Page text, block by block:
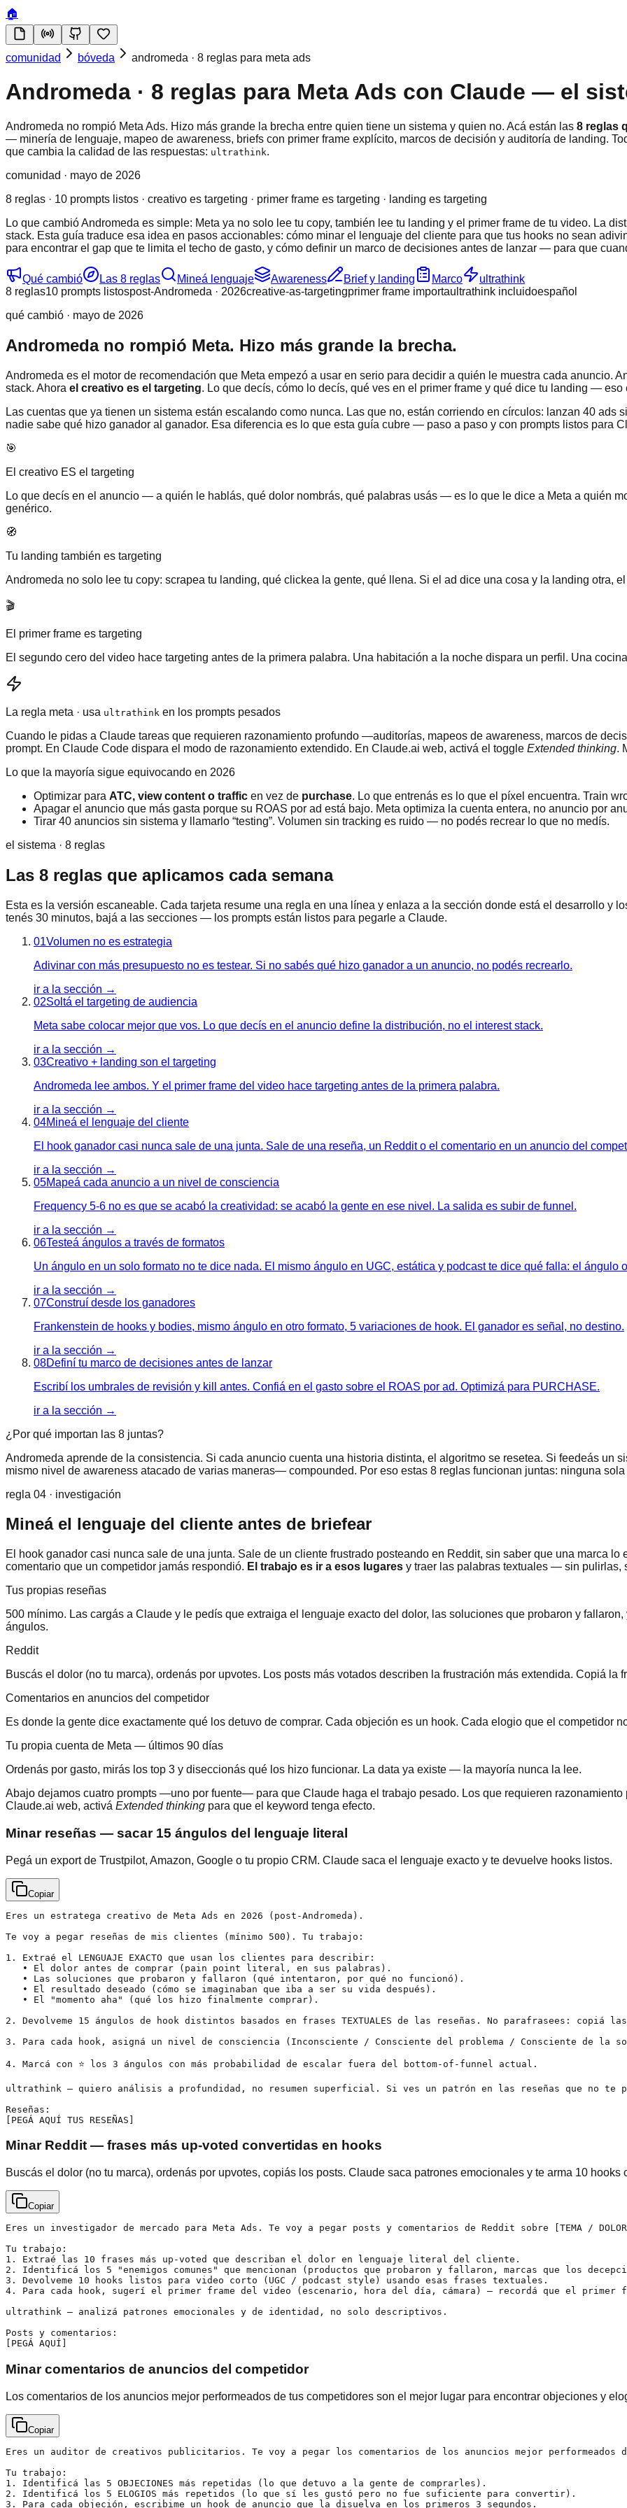
🏠
comunidad bóveda andromeda · 8 reglas para meta ads
Andromeda · 8 reglas para Meta Ads con Claude — el
Andromeda no rompió Meta Ads. Hizo más grande la brecha entre quien tiene un sistema y quien no. Acá están las 8 reglas
— minería de lenguaje, mapeo de awareness, briefs con primer frame explícito, marcos de decisión y auditoría de landing.
que cambia la calidad de las respuestas: ultrathink.
comunidad · mayo de 2026
8 reglas · 10 prompts listos · creativo es targeting · primer frame es targeting · landing es targeting
Lo que cambió Andromeda es simple: Meta ya no solo lee tu copy, también lee tu landing y el primer frame de tu video. La
stack. Esta guía traduce esa idea en pasos accionables: cómo minar el lenguaje del cliente para que tus hooks no sean
para encontrar el gap que te limita el techo de gasto, y cómo definir un marco de decisiones antes de lanzar — para que
Qué cambió Las 8 reglas Mineá lenguaje Awareness Brief y landing Marco
ultrathink
8 reglas10 prompts listospost-Andromeda · 2026creative-as-targetingprimer frame importaultrathink incluidoespañol
qué cambió · mayo de 2026
Andromeda no rompió Meta. Hizo más grande la brecha.
Andromeda es el motor de recomendación que Meta empezó a usar en serio para decidir a quién le muestra cada anuncio.
stack. Ahora el creativo es el targeting. Lo que decís, cómo lo decís, qué ves en el primer frame y qué dice tu landing —
Las cuentas que ya tienen un sistema están escalando como nunca. Las que no, están corriendo en círculos: lanzan 40 ads
nadie sabe qué hizo ganador al ganador. Esa diferencia es lo que esta guía cubre — paso a paso y con prompts listos para
🎯
El creativo ES el targeting
Lo que decís en el anuncio — a quién le hablás, qué dolor nombrás, qué palabras usás — es lo que le dice a Meta a quién
genérico.
🧭
Tu landing también es targeting
Andromeda no solo lee tu copy: scrapea tu landing, qué clickea la gente, qué llena. Si el ad dice una cosa y la landing otra,
🎬
El primer frame es targeting
El segundo cero del video hace targeting antes de la primera palabra. Una habitación a la noche dispara un perfil. Una
La regla meta · usa ultrathink en los prompts pesados
Cuando le pidas a Claude tareas que requieren razonamiento profundo —auditorías, mapeos de awareness, marcos de
prompt. En Claude Code dispara el modo de razonamiento extendido. En Claude.ai web, activá el toggle Extended thinking.
Lo que la mayoría sigue equivocando en 2026
Optimizar para ATC, view content o traffic en vez de purchase. Lo que entrenás es lo que el píxel encuentra. Train
Apagar el anuncio que más gasta porque su ROAS por ad está bajo. Meta optimiza la cuenta entera, no anuncio por
Tirar 40 anuncios sin sistema y llamarlo “testing”. Volumen sin tracking es ruido — no podés recrear lo que no medís.
el sistema · 8 reglas
Las 8 reglas que aplicamos cada semana
Esta es la versión escaneable. Cada tarjeta resume una regla en una línea y enlaza a la sección donde está el desarrollo y
tenés 30 minutos, bajá a las secciones — los prompts están listos para pegarle a Claude.
01Volumen no es estrategia
Adivinar con más presupuesto no es testear. Si no sabés qué hizo ganador a un anuncio, no podés recrearlo.
ir a la sección →
02Soltá el targeting de audiencia
Meta sabe colocar mejor que vos. Lo que decís en el anuncio define la distribución, no el interest stack.
ir a la sección →
03Creativo + landing son el targeting
Andromeda lee ambos. Y el primer frame del video hace targeting antes de la primera palabra.
ir a la sección →
04Mineá el lenguaje del cliente
El hook ganador casi nunca sale de una junta. Sale de una reseña, un Reddit o el comentario en un anuncio del
ir a la sección →
05Mapeá cada anuncio a un nivel de consciencia
Frequency 5-6 no es que se acabó la creatividad: se acabó la gente en ese nivel. La salida es subir de funnel.
ir a la sección →
06Testeá ángulos a través de formatos
Un ángulo en un solo formato no te dice nada. El mismo ángulo en UGC, estática y podcast te dice qué falla: el ángulo
ir a la sección →
07Construí desde los ganadores
Frankenstein de hooks y bodies, mismo ángulo en otro formato, 5 variaciones de hook. El ganador es señal, no destino.
ir a la sección →
08Definí tu marco de decisiones antes de lanzar
Escribí los umbrales de revisión y kill antes. Confiá en el gasto sobre el ROAS por ad. Optimizá para PURCHASE.
ir a la sección →
¿Por qué importan las 8 juntas?
Andromeda aprende de la consistencia. Si cada anuncio cuenta una historia distinta, el algoritmo se resetea. Si feedeás un
mismo nivel de awareness atacado de varias maneras— compounded. Por eso estas 8 reglas funcionan juntas: ninguna sola
regla 04 · investigación
Mineá el lenguaje del cliente antes de briefear
El hook ganador casi nunca sale de una junta. Sale de un cliente frustrado posteando en Reddit, sin saber que una marca lo
comentario que un competidor jamás respondió. El trabajo es ir a esos lugares y traer las palabras textuales — sin pulirlas,
Tus propias reseñas
500 mínimo. Las cargás a Claude y le pedís que extraiga el lenguaje exacto del dolor, las soluciones que probaron y
ángulos.
Reddit
Buscás el dolor (no tu marca), ordenás por upvotes. Los posts más votados describen la frustración más extendida. Copiá la
Comentarios en anuncios del competidor
Es donde la gente dice exactamente qué los detuvo de comprar. Cada objeción es un hook. Cada elogio que el competidor
Tu propia cuenta de Meta — últimos 90 días
Ordenás por gasto, mirás los top 3 y diseccionás qué los hizo funcionar. La data ya existe — la mayoría nunca la lee.
Abajo dejamos cuatro prompts —uno por fuente— para que Claude haga el trabajo pesado. Los que requieren razonamiento
Claude.ai web, activá Extended thinking para que el keyword tenga efecto.
Minar reseñas — sacar 15 ángulos del lenguaje literal
Pegá un export de Trustpilot, Amazon, Google o tu propio CRM. Claude saca el lenguaje exacto y te devuelve hooks listos.
Copiar
Eres un estratega creativo de Meta Ads en 2026 (post-Andromeda).
Te voy a pegar reseñas de mis clientes (mínimo 500). Tu trabajo:
1. Extraé el LENGUAJE EXACTO que usan los clientes para describir:
   • El dolor antes de comprar (pain point literal, en sus palabras).
   • Las soluciones que probaron y fallaron (qué intentaron, por qué no funcionó).
   • El resultado deseado (cómo se imaginaban que iba a ser su vida después).
   • El "momento aha" (qué los hizo finalmente comprar).
2. Devolveme 15 ángulos de hook distintos basados en frases TEXTUALES de las reseñas. No parafrasees: copiá
3. Para cada hook, asigná un nivel de consciencia (Inconsciente / Consciente del problema / Consciente de la
4. Marcá con ⭐ los 3 ángulos con más probabilidad de escalar fuera del bottom-of-funnel actual.
ultrathink — quiero análisis a profundidad, no resumen superficial. Si ves un patrón en las reseñas que no te
Reseñas:
[PEGÁ AQUÍ TUS RESEÑAS]
Minar Reddit — frases más up-voted convertidas en hooks
Buscás el dolor (no tu marca), ordenás por upvotes, copiás los posts. Claude saca patrones emocionales y te arma 10 hooks
Copiar
Eres un investigador de mercado para Meta Ads. Te voy a pegar posts y comentarios de Reddit sobre [TEMA / DOLOR
Tu trabajo:
1. Extraé las 10 frases más up-voted que describan el dolor en lenguaje literal del cliente.
2. Identificá los 5 "enemigos comunes" que mencionan (productos que probaron y fallaron, marcas que los
3. Devolveme 10 hooks listos para video corto (UGC / podcast style) usando esas frases textuales.
4. Para cada hook, sugerí el primer frame del video (escenario, hora del día, cámara) — recordá que el primer
ultrathink — analizá patrones emocionales y de identidad, no solo descriptivos.
Posts y comentarios:
[PEGÁ AQUÍ]
Minar comentarios de anuncios del competidor
Los comentarios de los anuncios mejor performeados de tus competidores son el mejor lugar para encontrar objeciones y
Copiar
Eres un auditor de creativos publicitarios. Te voy a pegar los comentarios de los anuncios mejor performeados
Tu trabajo:
1. Identificá las 5 OBJECIONES más repetidas (lo que detuvo a la gente de comprarles).
2. Identificá los 5 ELOGIOS más repetidos (lo que sí les gustó pero no fue suficiente para convertir).
3. Para cada objeción, escribime un hook de anuncio que la disuelva en los primeros 3 segundos.